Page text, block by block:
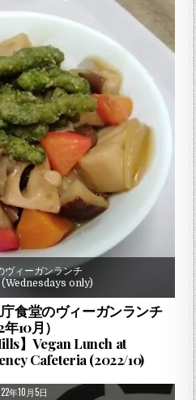
ヴィーガンランチ
only)
食堂のヴィーガンランチ
10月）
】Vegan Lunch at
Cafeteria (2022/10)
DATE:
年10月5日